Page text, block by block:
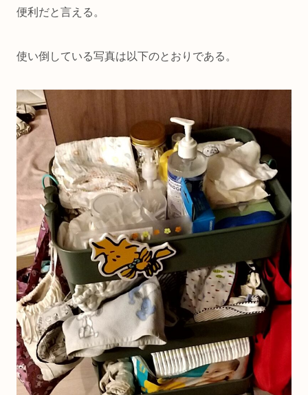
便利だと言える。
使い倒している写真は以下のとおりである。